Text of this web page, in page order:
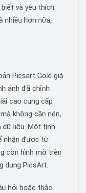
và yêu thích.
nhiều hơn nữa,
Picsart Gold giá
ảnh đã chỉnh
cao cung cấp
không cần nén,
dữ liệu. Một tính
nhận được từ
còn hình mờ trên
dụng PicsArt.
hỏi hoặc thắc